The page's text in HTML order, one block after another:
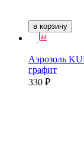
в корзину
Аэрозоль
графит
330 ₽